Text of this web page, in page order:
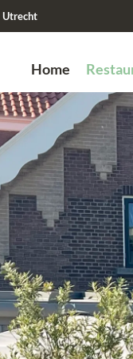
Utrecht
Home